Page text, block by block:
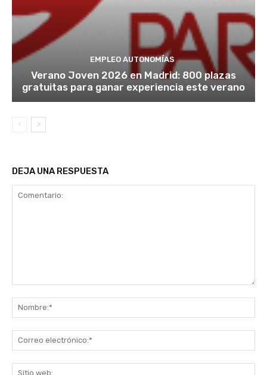
EMPLEO AUTONOMÍAS
Verano Joven 2026 en Madrid: 800 plazas
gratuitas para ganar experiencia este verano
DEJA UNA RESPUESTA